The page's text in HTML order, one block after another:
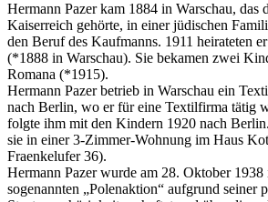
Hermann Pazer kam 1884 in Warschau, das
Kaiserreich gehörte, in einer jüdischen
den Beruf des Kaufmanns. 1911 heirateten
(*1888 in Warschau). Sie bekamen zwei
Romana (*1915).
Hermann Pazer betrieb in Warschau ein
nach Berlin, wo er für eine Textilfirma tätig
folgte ihm mit den Kindern 1920 nach
sie in einer 3-Zimmer-Wohnung im Haus
Fraenkelufer 36).
Hermann Pazer wurde am 28. Oktober 1938
sogenannten „Polenaktion“ aufgrund seiner